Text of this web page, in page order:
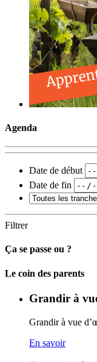
Agenda
Date de début
Date de fin
Filtrer
Ça se passe ou ?
Carto
Le coin des parents
Grandir à
Grandir à vue
En savoir